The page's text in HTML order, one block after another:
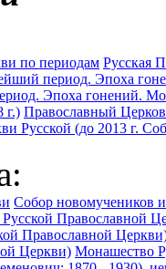
по периодам Русская
период. Эпоха
Эпоха гонений.
г.) Православный
Русской (до 2013 г.
Собор новомучеников
Православной
Православной
Церкви) Монашество